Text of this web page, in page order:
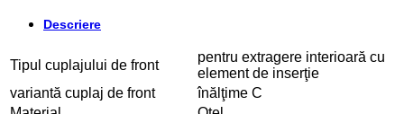
Descriere
Tipul cuplajului de front
pentru extragere interioară cu
element de inserţie
variantă cuplaj de front
înălţime C